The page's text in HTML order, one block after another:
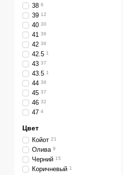
38 6
39 12
40 30
41 36
42 36
42.5 1
43 37
43.5 1
44 36
45 37
46 32
47 4
Цвет
Койот 21
Олива 9
Черний 15
Коричневый 1